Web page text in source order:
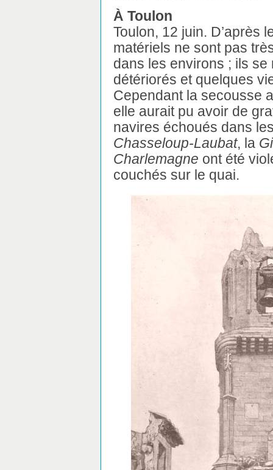
À Toulon
Toulon, 12 juin. D’après
matériels ne sont pas
dans les environs ; ils
détériorés et quelques
Cependant la secousse
elle aurait pu avoir de
navires échoués dans
Chasseloup-Laubat, la
Charlemagne ont été
couchés sur le quai.